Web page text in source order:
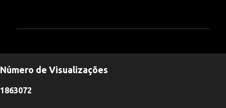
o
t
r
Número de Visualizações
1863072